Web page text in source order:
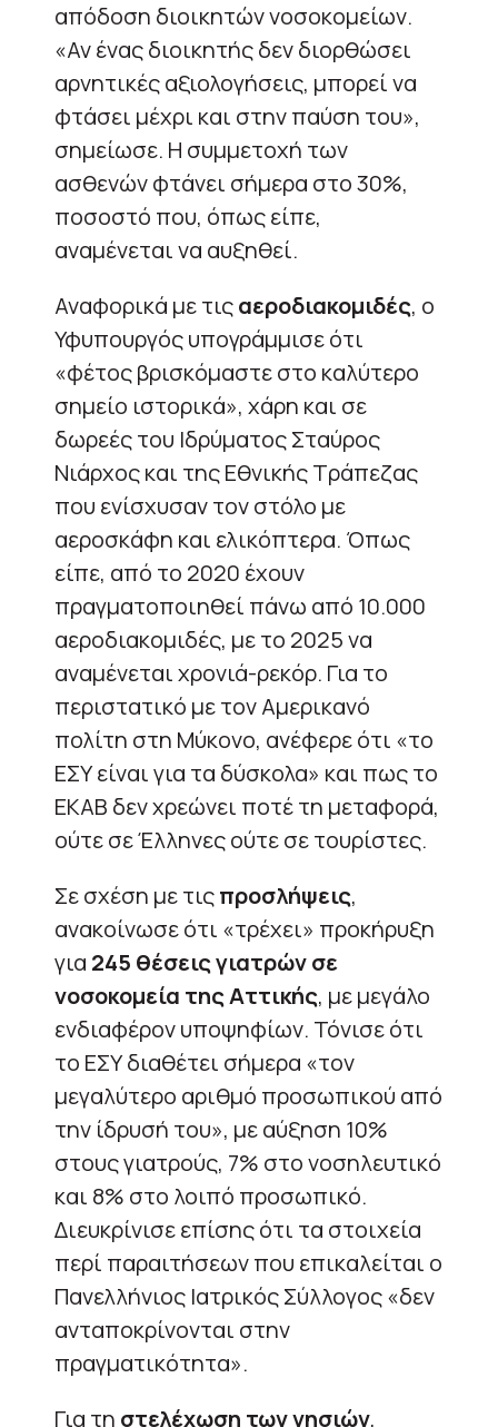
απόδοση διοικητών νοσοκομείων.
«Αν ένας διοικητής δεν διορθώσει
αρνητικές αξιολογήσεις, μπορεί να
φτάσει μέχρι και στην παύση του»,
σημείωσε. Η συμμετοχή των
ασθενών φτάνει σήμερα στο 30%,
ποσοστό που, όπως είπε,
αναμένεται να αυξηθεί.
Αναφορικά με τιςαεροδιακομιδές, ο
Υφυπουργός υπογράμμισε ότι
«φέτος βρισκόμαστε στο καλύτερο
σημείο ιστορικά», χάρη και σε
δωρεές του Ιδρύματος Σταύρος
Νιάρχος και της Εθνικής Τράπεζας
που ενίσχυσαν τον στόλο με
αεροσκάφη και ελικόπτερα. Όπως
είπε, από το 2020 έχουν
πραγματοποιηθεί πάνω από 10.000
αεροδιακομιδές, με το 2025 να
αναμένεται χρονιά-ρεκόρ. Για το
περιστατικό με τον Αμερικανό
πολίτη στη Μύκονο, ανέφερε ότι «το
ΕΣΥ είναι για τα δύσκολα» και πως το
ΕΚΑΒ δεν χρεώνει ποτέ τη μεταφορά,
ούτε σε Έλληνες ούτε σε τουρίστες.
Σε σχέση με τιςπροσλήψεις,
ανακοίνωσε ότι «τρέχει» προκήρυξη
για 245 θέσεις γιατρών σε
νοσοκομεία της Αττικής, με μεγάλο
ενδιαφέρον υποψηφίων. Τόνισε ότι
το ΕΣΥ διαθέτει σήμερα «τον
μεγαλύτερο αριθμό προσωπικού από
την ίδρυσή του», με αύξηση 10%
στους γιατρούς, 7% στο νοσηλευτικό
και 8% στο λοιπό προσωπικό.
Διευκρίνισε επίσης ότι τα στοιχεία
περί παραιτήσεων που επικαλείται ο
Πανελλήνιος Ιατρικός Σύλλογος «δεν
ανταποκρίνονται στην
πραγματικότητα».
Για τη στελέχωση των νησιών,